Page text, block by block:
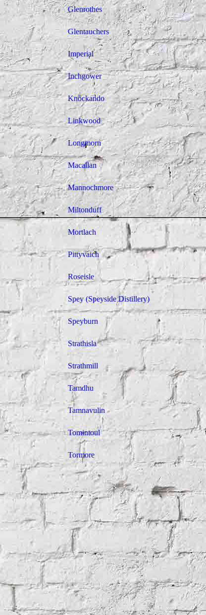
Glenrothes
Glentauchers
Imperial
Inchgower
Knockando
Linkwood
Longmorn
Macallan
Mannochmore
Miltonduff
Mortlach
Pittyvaich
Roseisle
Spey (Speyside Distillery)
Speyburn
Strathisla
Strathmill
Tamdhu
Tamnavulin
Tomintoul
Tormore